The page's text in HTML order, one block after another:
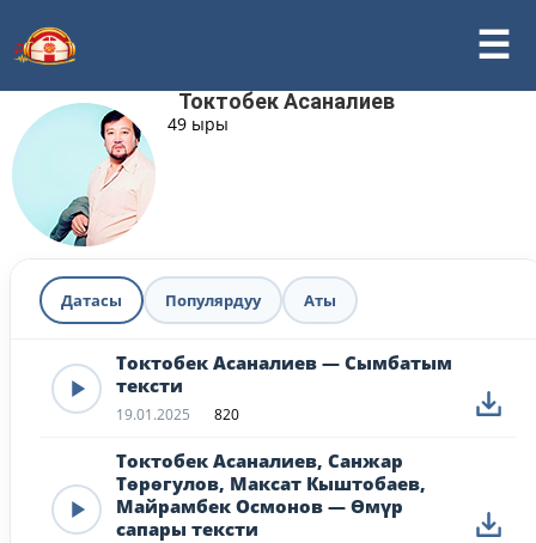
Токтобек Асаналиев
49 ыры
Датасы Популярдуу Аты
Токтобек Асаналиев — Сымбатым
тексти
19.01.2025 820
Токтобек Асаналиев, Санжар
Төрөгулов, Максат Кыштобаев,
Майрамбек Осмонов — Өмүр
сапары тексти